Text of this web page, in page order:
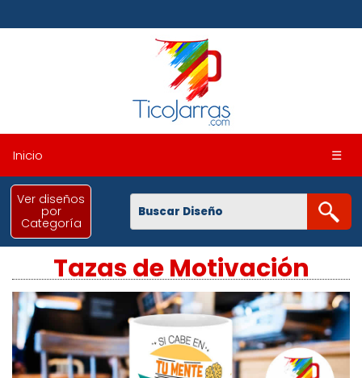
Inicio ☰
Ver diseños
por
Categoría
Tazas de Motivación